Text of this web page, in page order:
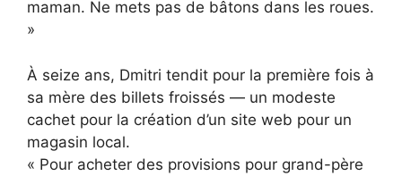
maman. Ne mets pas de bâtons dans les roues.
»
À seize ans, Dmitri tendit pour la première fois à
sa mère des billets froissés — un modeste
cachet pour la création d’un site web pour un
magasin local.
« Pour acheter des provisions pour grand-père